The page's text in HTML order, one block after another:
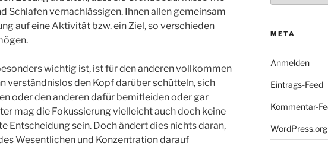
Schlafen vernachlässigen. Ihnen allen gemeinsam
auf eine Aktivität bzw. ein Ziel, so verschieden
wichtig ist, ist für den anderen vollkommen
verständnislos den Kopf darüber schütteln, sich
oder den anderen dafür bemitleiden oder gar
mag die Fokussierung vielleicht auch doch keine
Entscheidung sein. Doch ändert dies nichts daran,
Wesentlichen und Konzentration darauf
META
Anmelden
Eintrags-Feed
Kommentar-
WordPress.org